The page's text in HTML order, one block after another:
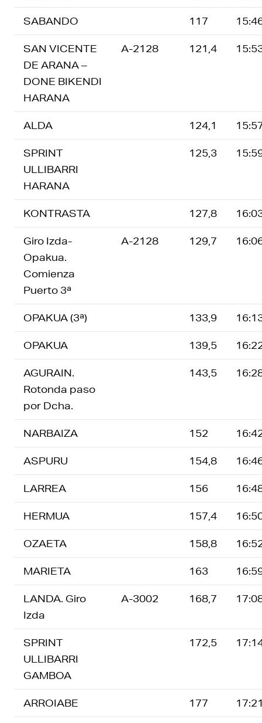
SABANDO 117
SAN VICENTE
DE ARANA –
DONE BIKENDI
HARANA
A-2128 121,4
ALDA 124,1
SPRINT
ULLIBARRI
HARANA
125,3
KONTRASTA 127,8
Giro Izda-
Opakua.
Comienza
Puerto 3ª
A-2128 129,7
OPAKUA (3ª) 133,9
OPAKUA 139,5
AGURAIN.
Rotonda paso
por Dcha.
143,5
NARBAIZA 152
ASPURU 154,8
LARREA 156
HERMUA 157,4
OZAETA 158,8
MARIETA 163
LANDA. Giro
Izda
A-3002 168,7
SPRINT
ULLIBARRI
GAMBOA
172,5
ARROIABE 177